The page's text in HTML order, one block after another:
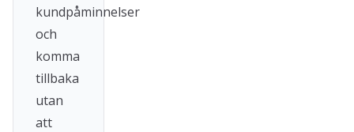
kundpåminnelser
och
komma
tillbaka
utan
att